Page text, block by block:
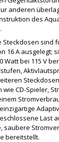
anderen
des
Steckdosen sind
16 A ausgelegt;
Watt bei 115 V
CD-Spieler,
Last
saubere
bereitstellt.